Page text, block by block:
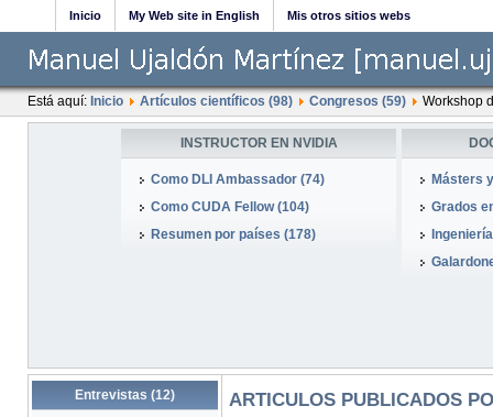
Inicio My Web site in English Mis otros sitios webs
Está aquí: Inicio Artículos científicos (98) Congresos (59) Workshop
INSTRUCTOR EN NVIDIA
Como DLI Ambassador (74)
Como CUDA Fellow (104)
Resumen por países (178)
Másters
Grados
Entrevistas (12) ARTICULOS PUBLICADOS